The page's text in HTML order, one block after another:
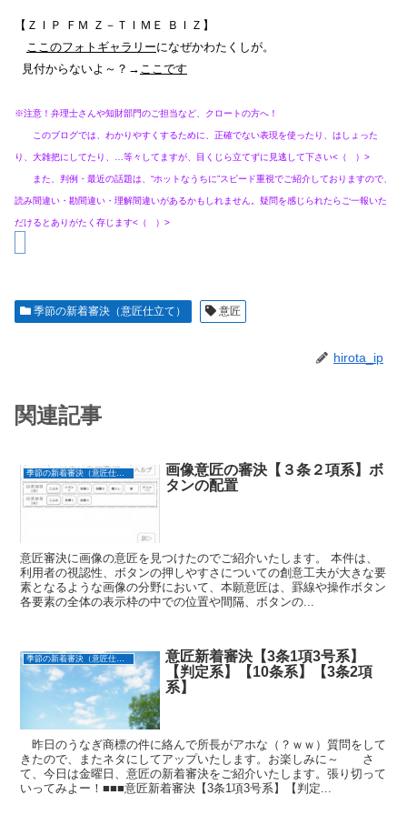
【ＺＩＰ ＦＭ Ｚ－ＴＩＭＥ ＢＩＺ】
ここのフォトギャラリーになぜかわたくしが。
見付からないよ～？→ ここです
※注意！弁理士さんや知財部門のご担当など、クロートの方へ！
このブログでは、わかりやすくするために、正確でない表現を使ったり、はしょった
り、大雑把にしてたり、…等々してますが、目くじら立てずに見逃して下さい<（ ）>
また、判例・最近の話題は、“ホットなうちに”スピード重視でご紹介しておりますので、
読み間違い・勘間違い・理解間違いがあるかもしれません。疑問を感じられたらご一報いた
だけるとありがたく存じます<（ ）>
季節の新着審決（意匠仕立て） 意匠
hirota_ip
関連記事
季節の新着審決（意匠仕立て）
画像意匠の審決【３条２項系】ボ
タンの配置
意匠審決に画像の意匠を見つけたのでご紹介いたします。 本件は、
利用者の視認性、ボタンの押しやすさについての創意工夫が大きな要
素となるような画像の分野において、本願意匠は、罫線や操作ボタン
各要素の全体の表示枠の中での位置や間隔、ボタンの...
季節の新着審決（意匠仕立て）
意匠新着審決【3条1項3号系】
【判定系】【10条系】【3条2項
系】
昨日のうなぎ商標の件に絡んで所長がアホな（？ｗｗ）質問をして
きたので、またネタにしてアップいたします。お楽しみに～ さ
て、今日は金曜日、意匠の新着審決をご紹介いたします。張り切って
いってみよー！■■■意匠新着審決【3条1項3号系】【判定...